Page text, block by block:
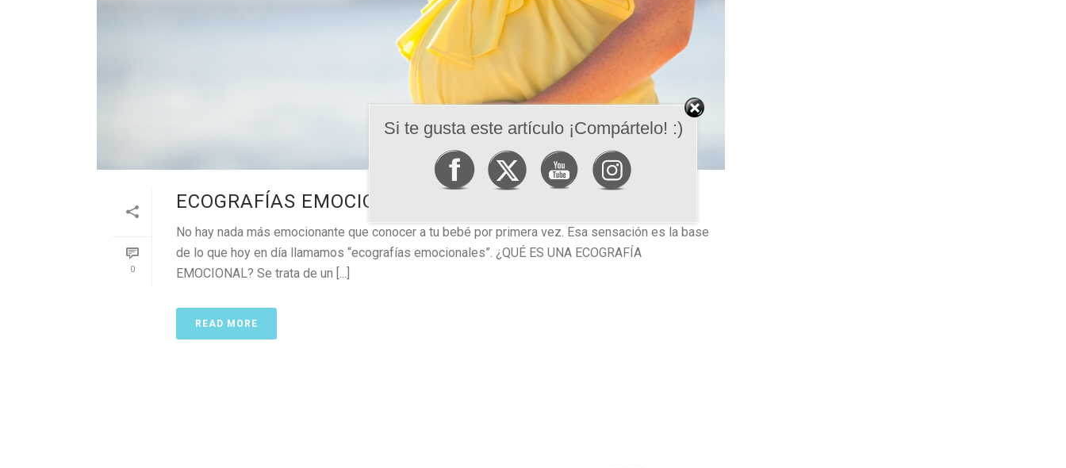
0
ECOGRAFÍAS EMOCIONALES: RESOLVEMOS TUS DUDAS
No hay nada más emocionante que conocer a tu bebé por primera vez. Esa sensación es la base
de lo que hoy en día llamamos “ecografías emocionales”. ¿QUÉ ES UNA ECOGRAFÍA
EMOCIONAL? Se trata de un [...]
READ MORE
Si te gusta este artículo ¡Compártelo! :)